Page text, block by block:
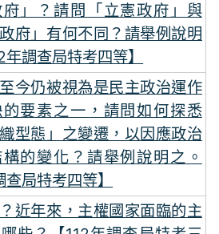
」？請問「立憲政府」與
政府」有何不同？請舉例說明
調查局特考四等】
至今仍被視為是民主政治運作
要素之一，請問如何探悉
織型態」之變遷，以因應政治
的變化？請舉例說明之。
查局特考四等】
近年來，主權國家面臨的主